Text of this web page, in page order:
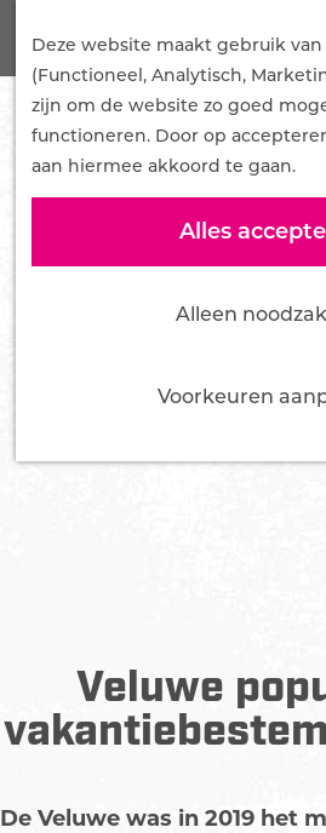
Deze website maakt gebruik van
(Functioneel, Analytisch,
zijn om de website zo goed
functioneren. Door op
aan hiermee akkoord te gaan.
Alles
Alleen
Voorkeuren
n
e
Z
o
e
k
e
n
M
e
n
u
Samenwerken
Mediakit
Pers en
Nieuws
Team
Bestuur
Tourist
Veluwe
De Veluwe was in 2019 het